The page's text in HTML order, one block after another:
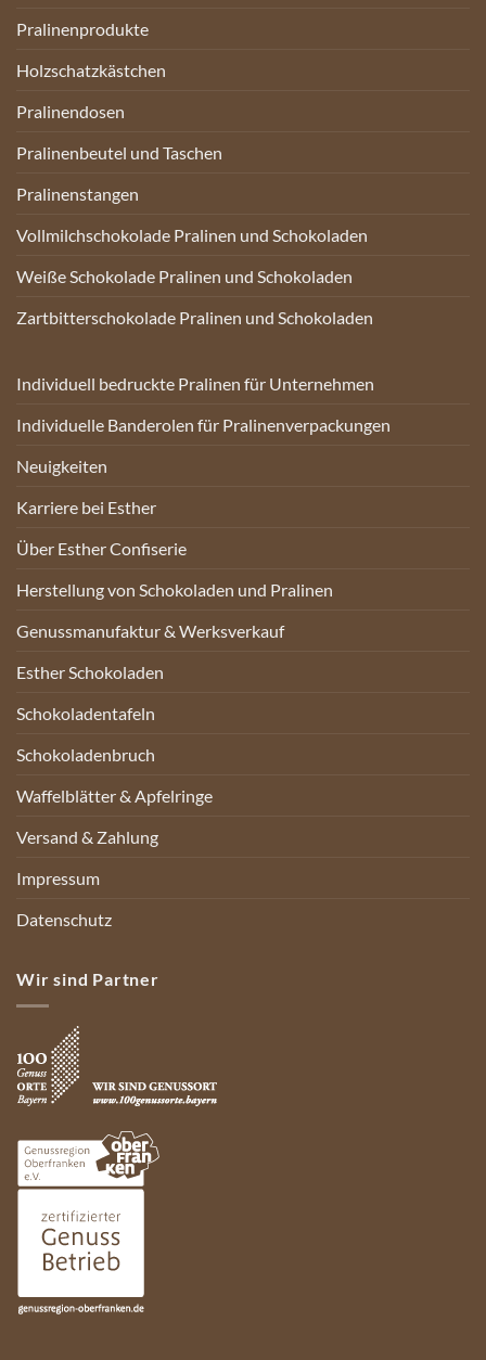
Pralinenprodukte
Holzschatzkästchen
Pralinendosen
Pralinenbeutel und Taschen
Pralinenstangen
Vollmilchschokolade Pralinen und Schokoladen
Weiße Schokolade Pralinen und Schokoladen
Zartbitterschokolade Pralinen und Schokoladen
Individuell bedruckte Pralinen für Unternehmen
Individuelle Banderolen für Pralinenverpackungen
Neuigkeiten
Karriere bei Esther
Über Esther Confiserie
Herstellung von Schokoladen und Pralinen
Genussmanufaktur & Werksverkauf
Esther Schokoladen
Schokoladentafeln
Schokoladenbruch
Waffelblätter & Apfelringe
Versand & Zahlung
Impressum
Datenschutz
Wir sind Partner